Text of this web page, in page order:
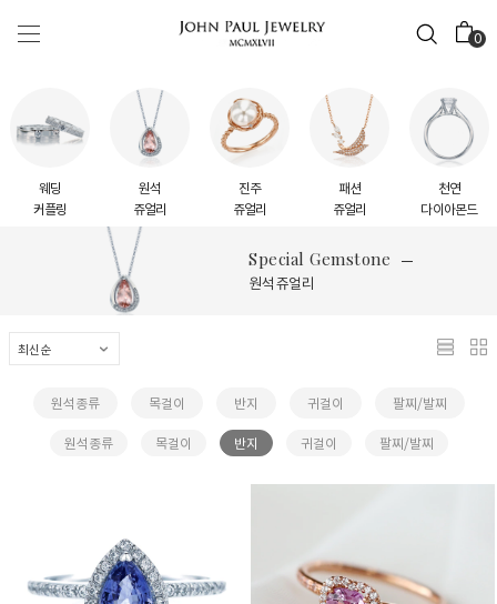
0
웨딩
커플링
원석
쥬얼리
진주
쥬얼리
패션
쥬얼리
천연
다이아몬드
Special Gemstone
원석 쥬얼리
원석종류 목걸이 반지 귀걸이 팔찌/발찌
원석종류 목걸이 반지 귀걸이 팔찌/발찌